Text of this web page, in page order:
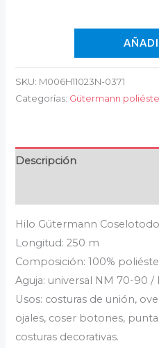
SKU: M006H11023N-0371
Categorías: Gütermann
Descripción
Hilo Gütermann
Longitud: 250 m
Composición: 100%
Aguja: universal NM 70-90 /
Usos: costuras de unión,
ojales, coser botones,
costuras decorativas.